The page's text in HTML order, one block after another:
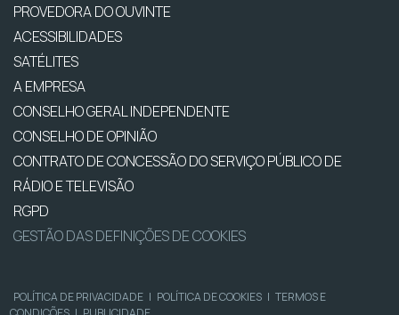
PROVEDORA DO OUVINTE
ACESSIBILIDADES
SATÉLITES
A EMPRESA
CONSELHO GERAL INDEPENDENTE
CONSELHO DE OPINIÃO
CONTRATO DE CONCESSÃO DO SERVIÇO PÚBLICO DE
RÁDIO E TELEVISÃO
RGPD
GESTÃO DAS DEFINIÇÕES DE COOKIES
POLÍTICA DE PRIVACIDADE | POLÍTICA DE COOKIES | TERMOS E